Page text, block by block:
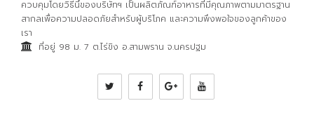
ควบคุมโดยวิธีนี้ของบริษัทฯ เป็นผลิตภัณฑ์อาหารที่มีคุณภาพตามมาตรฐาน
สากลเพื่อความปลอดภัยสำหรับผู้บริโภค และความพึงพอใจของลูกค้าของ
เรา
ที่อยู่ 98 ม. 7 ต.ไร่ขิง อ.สามพราน จ.นครปฐม